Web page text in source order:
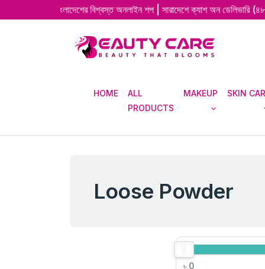
| বাংলাদেশের বিশ্বস্ত অনলাইন শপ | সারাদেশে ক্যাশ অন ডেলিভারি (৪৮–৭২
HOME
ALL
PRODUCTS
MAKEUP SKIN
Loose Powder
৳ 0